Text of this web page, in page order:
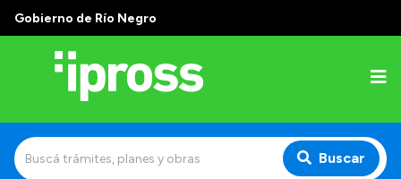
Gobierno de Río Negro
Buscar